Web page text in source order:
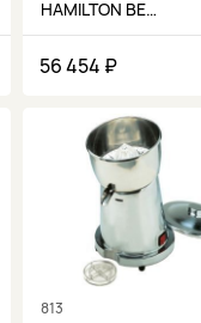
HAMILTON BE…
56 454 ₽
813